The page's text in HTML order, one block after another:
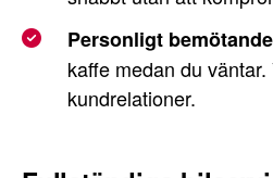
Personligt
kaffe medan du
kundrelationer.